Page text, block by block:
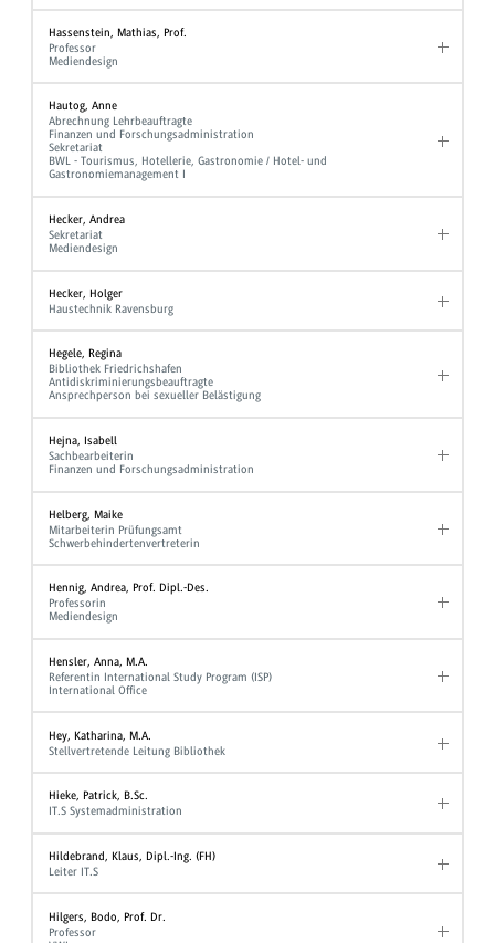
Hassenstein, Mathias, Prof.
Professor
Mediendesign
Hautog, Anne
Abrechnung Lehrbeauftragte
Finanzen und Forschungsadministration
Sekretariat
BWL - Tourismus, Hotellerie, Gastronomie / Hotel- und
Gastronomiemanagement I
Hecker, Andrea
Sekretariat
Mediendesign
Hecker, Holger
Haustechnik Ravensburg
Hegele, Regina
Bibliothek Friedrichshafen
Antidiskriminierungsbeauftragte
Ansprechperson bei sexueller Belästigung
Hejna, Isabell
Sachbearbeiterin
Finanzen und Forschungsadministration
Helberg, Maike
Mitarbeiterin Prüfungsamt
Schwerbehindertenvertreterin
Hennig, Andrea, Prof. Dipl.-Des.
Professorin
Mediendesign
Hensler, Anna, M.A.
Referentin International Study Program (ISP)
International Office
Hey, Katharina, M.A.
Stellvertretende Leitung Bibliothek
Hieke, Patrick, B.Sc.
IT.S Systemadministration
Hildebrand, Klaus, Dipl.-Ing. (FH)
Leiter IT.S
Hilgers, Bodo, Prof. Dr.
Professor